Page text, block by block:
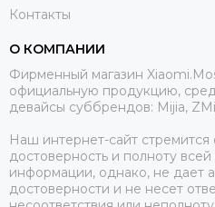
Контакты
О КОМПАНИИ
Фирменный магазин
официальную продукцию,
девайсы суббрендов: Mijia,
Наш интернет-сайт
достоверность и полноту
информации, однако, не дает
достоверности и не несет